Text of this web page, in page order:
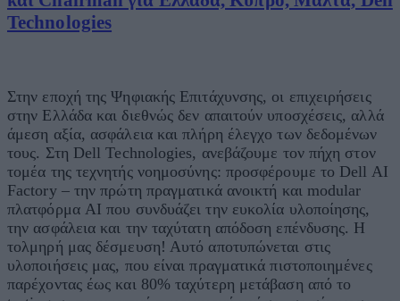
Technologies
Στην εποχή της Ψηφιακής Επιτάχυνσης, οι επιχειρήσεις
στην Ελλάδα και διεθνώς δεν απαιτούν υποσχέσεις, αλλά
άμεση αξία, ασφάλεια και πλήρη έλεγχο των δεδομένων
τους. Στη Dell Technologies, ανεβάζουμε τον πήχη στον
τομέα της τεχνητής νοημοσύνης: προσφέρουμε το Dell AI
Factory – την πρώτη πραγματικά ανοικτή και modular
πλατφόρμα AI που συνδυάζει την ευκολία υλοποίησης,
την ασφάλεια και την ταχύτατη απόδοση επένδυσης. Η
τολμηρή μας δέσμευση! Αυτό αποτυπώνεται στις
υλοποιήσεις μας, που είναι πραγματικά πιστοποιημένες
παρέχοντας έως και 80% ταχύτερη μετάβαση από το